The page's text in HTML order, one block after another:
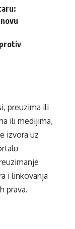
preuzima ili
ili medijima,
izvora uz
i linkovanja
prava.